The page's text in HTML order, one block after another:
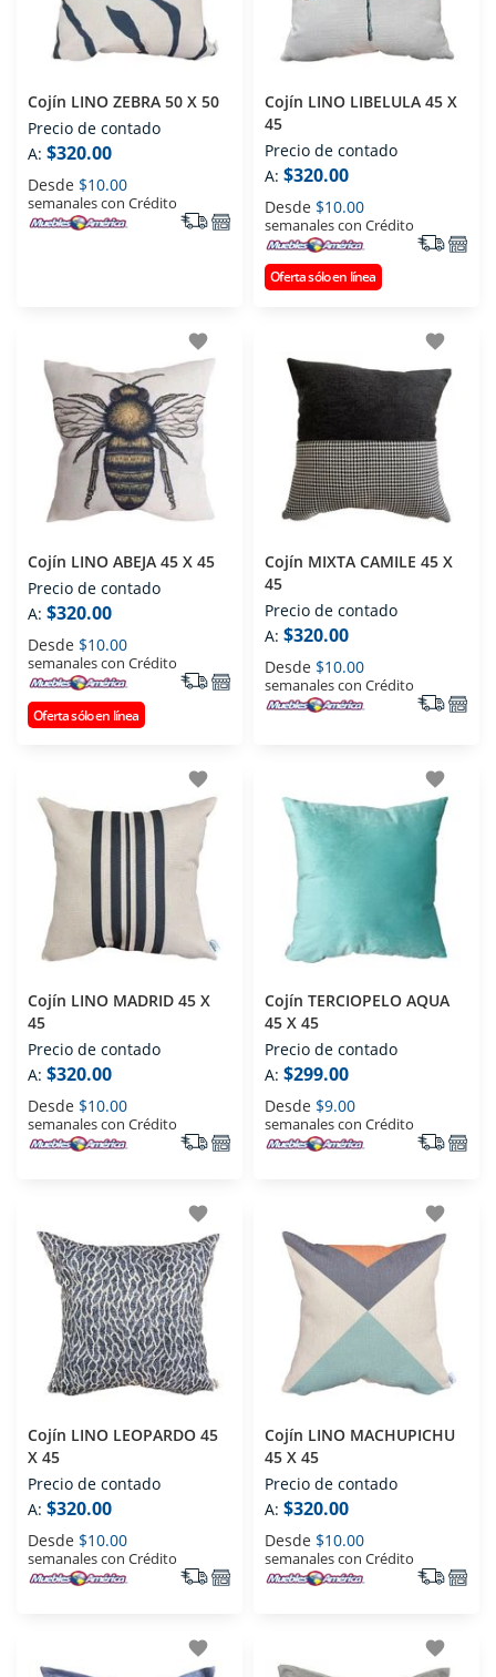
Cojín LINO ZEBRA 50 X 50
Precio de contado
A: $320.00
Desde $10.00
semanales con Crédito
Cojín LINO LIBELULA 45 X
45
Precio de contado
A: $320.00
Desde $10.00
semanales con Crédito
Oferta sólo en línea
favorite
Cojín LINO ABEJA 45 X 45
Precio de contado
A: $320.00
Desde $10.00
semanales con Crédito
Oferta sólo en línea
favorite
Cojín MIXTA CAMILE 45 X
45
Precio de contado
A: $320.00
Desde $10.00
semanales con Crédito
favorite
Cojín LINO MADRID 45 X
45
Precio de contado
A: $320.00
Desde $10.00
semanales con Crédito
favorite
Cojín TERCIOPELO AQUA
45 X 45
Precio de contado
A: $299.00
Desde $9.00
semanales con Crédito
favorite
Cojín LINO LEOPARDO 45
X 45
Precio de contado
A: $320.00
Desde $10.00
semanales con Crédito
favorite
Cojín LINO MACHUPICHU
45 X 45
Precio de contado
A: $320.00
Desde $10.00
semanales con Crédito
favorite favorite